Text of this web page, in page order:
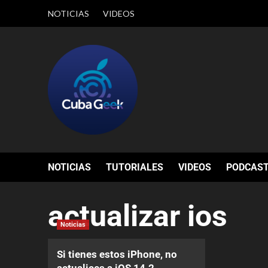
NOTICIAS VIDEOS
NOTICIAS TUTORIALES VIDEOS
actualizar ios
Noticias
Si tienes estos iPhone, no